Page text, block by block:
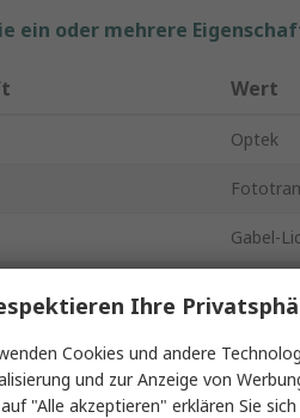
ein oder mehrere
Wert
Optek
Gabel-
L-
Ihre
Cookies und andere
und zur Anzeige von
"Alle akzeptieren" erklären Sie